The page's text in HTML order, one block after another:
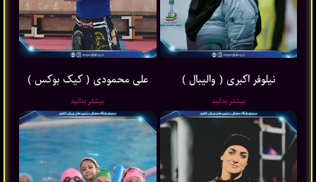
نیلوفر اکبری ( والیبال )
بیشتر بدانید
علی محمودی ( کیک بوکس )
بیشتر بدانید